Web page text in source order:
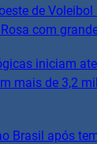
de
com
iniciam
mais de 3,2 mil
Brasil após